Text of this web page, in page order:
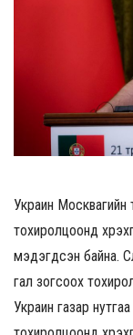
Украин Москвагийн
тохиролцоонд
мэдэгдсэн байна.
гал зогсоох
Украин газар